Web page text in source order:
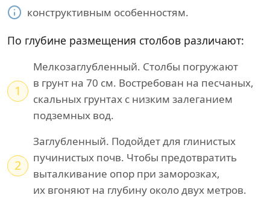
конструктивным особенностям.
По глубине размещения столбов различают:
1
Мелкозаглубленный. Столбы погружают
в грунт на 70 см. Востребован на песчаных,
скальных грунтах с низким залеганием
подземных вод.
2
Заглубленный. Подойдет для глинистых
пучинистых почв. Чтобы предотвратить
выталкивание опор при заморозках,
их вгоняют на глубину около двух метров.